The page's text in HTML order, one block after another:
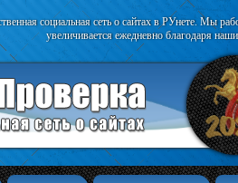
социальная сеть о сайтах в РУнете. Мы
увеличивается ежедневно благодаря